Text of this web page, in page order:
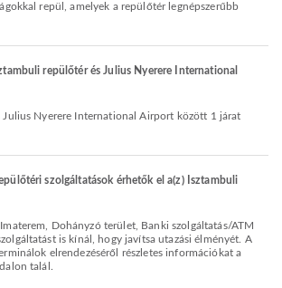
repül, amelyek a repülőtér legnépszerűbb
repülőtér és Julius Nyerere International
szolgáltatások érhetők el a(z) Isztambuli
is kínál, hogy javítsa utazási élményét. A
elrendezéséről részletes információkat a
talál.